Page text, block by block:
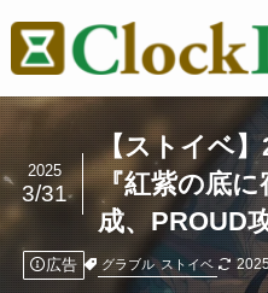
【ストイベ】
『紅紫の底
成、PROUD
2025
3/31
広告 グラブル ストイベ